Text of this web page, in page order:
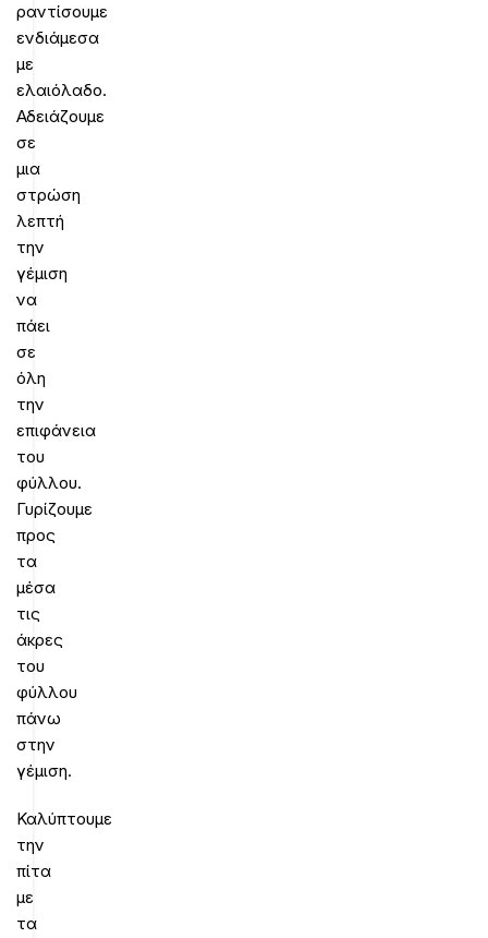
ραντίσουμε
ενδιάμεσα
με
ελαιόλαδο.
Αδειάζουμε
σε
μια
στρώση
λεπτή
την
γέμιση
να
πάει
σε
όλη
την
επιφάνεια
του
φύλλου.
Γυρίζουμε
προς
τα
μέσα
τις
άκρες
του
φύλλου
πάνω
στην
γέμιση.
Καλύπτουμε
την
πίτα
με
τα